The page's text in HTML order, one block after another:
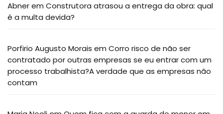
Abnerem Construtora atrasou a entrega da obra: qual
é a multa devida?
Porfirio Augusto Morais em Corro risco de não ser
contratado por outras empresas se eu entrar com um
processo trabalhista?A verdade que as empresas não
contam